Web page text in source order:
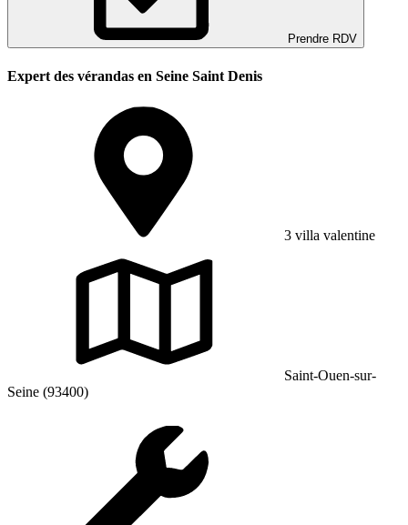
Prendre RDV
Expert des vérandas en Seine Saint Denis
3 villa valentine
Saint-Ouen-sur-
Seine (93400)